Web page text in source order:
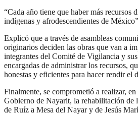
“Cada año tiene que haber más recursos
indígenas y afrodescendientes de
Explicó que a través de asambleas
originarios deciden las obras que van a
integrantes del Comité de Vigilancia y
encargadas de administrar los recursos,
honestas y eficientes para hacer rendir el
Finalmente, se comprometió a realizar,
Gobierno de Nayarit, la rehabilitación de
de Ruíz a Mesa del Nayar y de Jesús